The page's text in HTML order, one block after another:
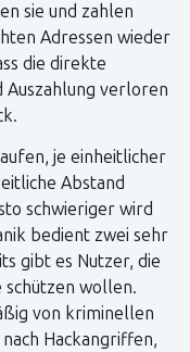
sie und zahlen
Adressen wieder
die direkte
Auszahlung verloren
je einheitlicher
Abstand
schwieriger wird
bedient zwei sehr
gibt es Nutzer, die
wollen.
von kriminellen
Hackangriffen,